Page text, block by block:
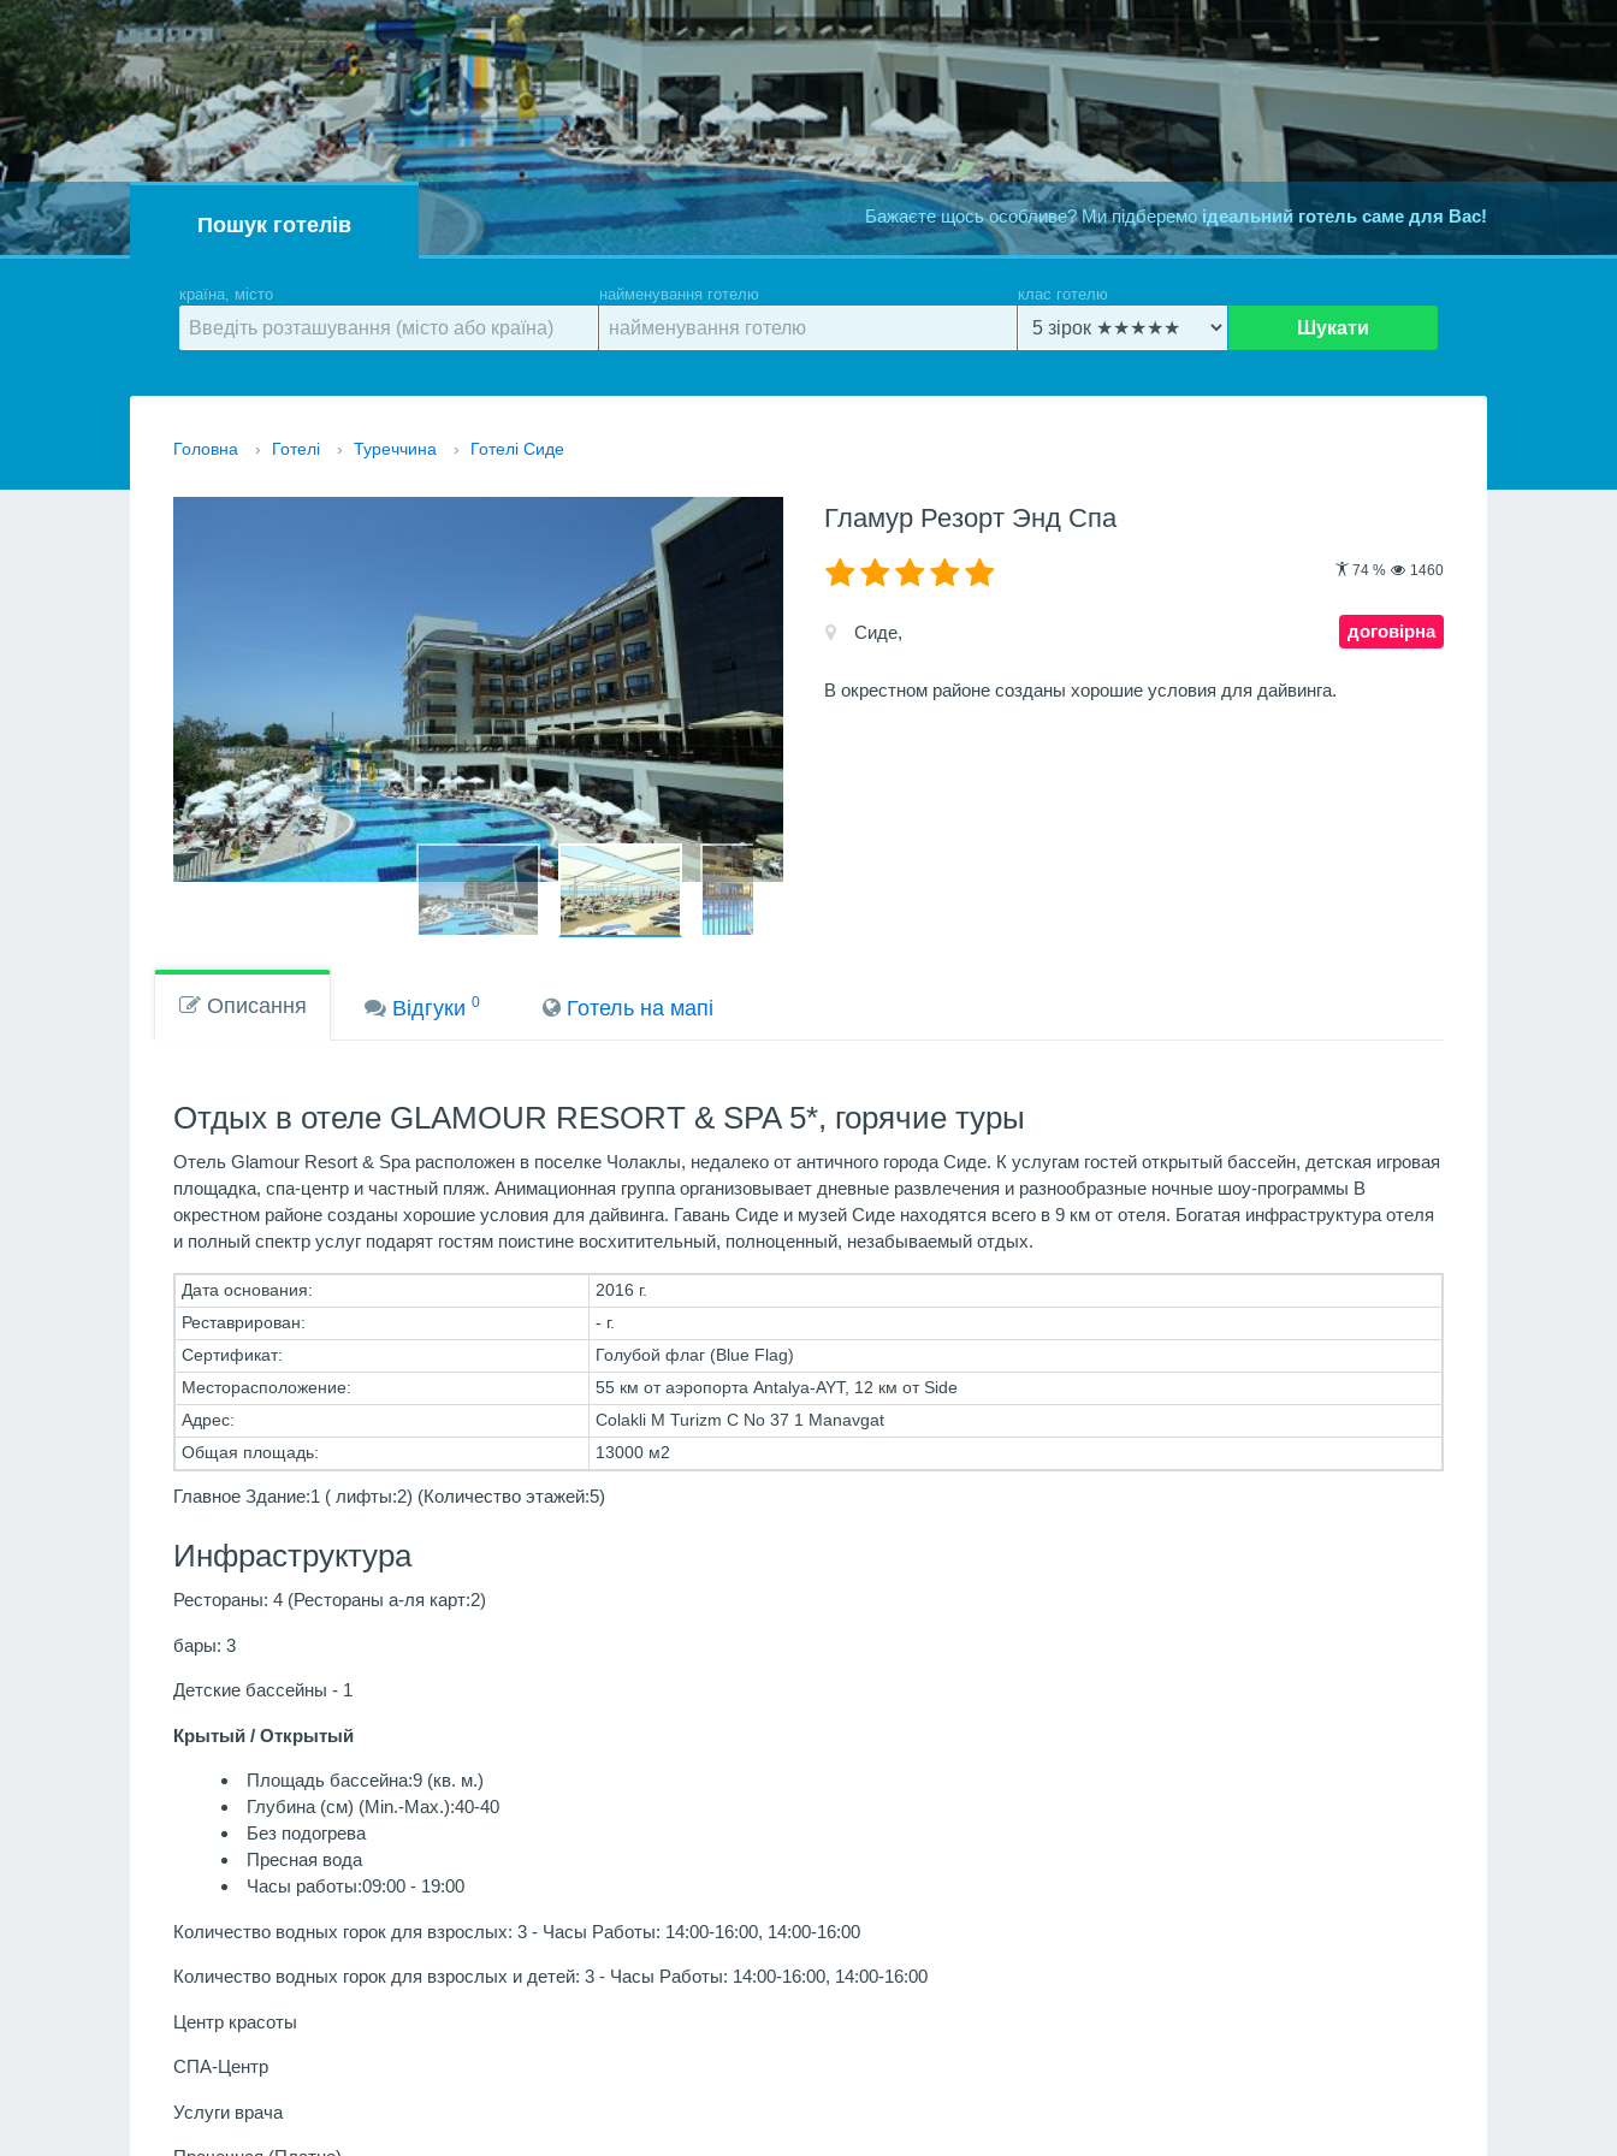
Бажаєте щось особливе? Ми підберемо ідеальний готель саме для Вас!
Пошук готелів
країна, місто найменування готелю клас готелю
Шукати
Головна › Готелі › Туреччина › Готелі Сиде
Гламур Резорт Энд Спа
74 % 1460
договірна
Сиде,
В окрестном районе созданы хорошие условия для дайвинга.
Описання Вiдгуки0 Готель на мапi
Отдых в отеле GLAMOUR RESORT & SPA 5*, горячие туры
Отель Glamour Resort & Spa расположен в поселке Чолаклы, недалеко от античного города Сиде. К услугам гостей открытый бассейн, детская игровая
площадка, спа-центр и частный пляж. Анимационная группа организовывает дневные развлечения и разнообразные ночные шоу-программы В
окрестном районе созданы хорошие условия для дайвинга. Гавань Сиде и музей Сиде находятся всего в 9 км от отеля. Богатая инфраструктура отеля
и полный спектр услуг подарят гостям поистине восхитительный, полноценный, незабываемый отдых.
Дата основания:
2016 г.
Реставрирован:
- г.
Сертификат:
Голубой флаг (Blue Flag)
Месторасположение:
55 км от аэропорта Antalya-AYT, 12 км от Side
Адрес:
Colakli M Turizm C No 37 1 Manavgat
Общая площадь:
13000 м2
Главное Здание:1 ( лифты:2) (Количество этажей:5)
Инфраструктура
Рестораны: 4 (Рестораны а-ля карт:2)
бары: 3
Детские бассейны - 1
Крытый / Открытый
Площадь бассейна:9 (кв. м.)
Глубина (см) (Min.-Max.):40-40
Без подогрева
Пресная вода
Часы работы:09:00 - 19:00
Количество водных горок для взрослых: 3 - Часы Работы: 14:00-16:00, 14:00-16:00
Количество водных горок для взрослых и детей: 3 - Часы Работы: 14:00-16:00, 14:00-16:00
Центр красоты
СПА-Центр
Услуги врача